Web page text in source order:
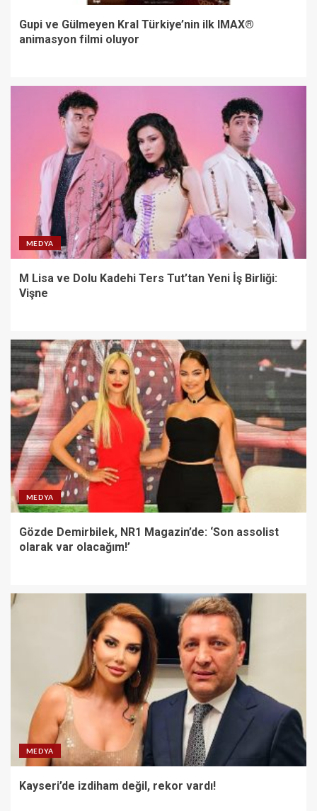
Gupi ve Gülmeyen Kral Türkiye’nin ilk IMAX®
animasyon filmi oluyor
MEDYA
M Lisa ve Dolu Kadehi Ters Tut’tan Yeni İş Birliği:
Vişne
MEDYA
Gözde Demirbilek, NR1 Magazin’de: ‘Son assolist
olarak var olacağım!’
MEDYA
Kayseri’de izdiham değil, rekor vardı!